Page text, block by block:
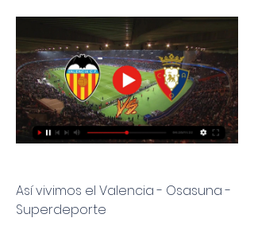
Así vivimos el Valencia - Osasuna -
Superdeporte